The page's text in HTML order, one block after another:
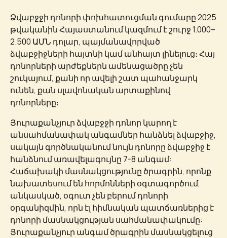
Ձվաբջջի դոնորի փոխհատուցման գումարը 2025
թվականին Հայաստանում կազմում է շուրջ 1.000–
2.500 ԱՄՆ դոլար, պայմանավորված
ձվաբջիջների հայտնի կամ անհայտ լինելուց։ Հայ
դոնորների արժեքներն ամենացածրը չեն
շուկայում, քանի որ ավելի շատ պահանջարկ
ունեն, քան սլավոնական արտաքինով
դոնորները։
Յուրաքանչյուր ձվաբջջի դոնոր կարող է
անսահմանափակ անգամներ հանձնել ձվաբջիջ,
սակայն գործնականում նույն դոնորը ձվաբջիջ է
հանձնում առավելագույնը 7-8 անգամ:
Հաճախակի մասնակցությունը ծրագրին, որոնք
նախատեսում են հորմոնների օգտագործում,
անկասկած, օգուտ չեն բերում դոնորի
օրգանիզմին, որն էլ հիմնական պատճառներից է
դոնորի մասնակցության սահմանափակումը:
Յուրաքանչյուր անգամ ծրագրին մասնակցելուց